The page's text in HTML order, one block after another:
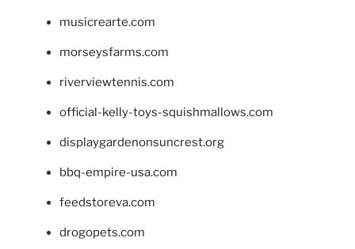
musicrearte.com
morseysfarms.com
riverviewtennis.com
official-kelly-toys-squishmallows.com
displaygardenonsuncrest.org
bbq-empire-usa.com
feedstoreva.com
drogopets.com